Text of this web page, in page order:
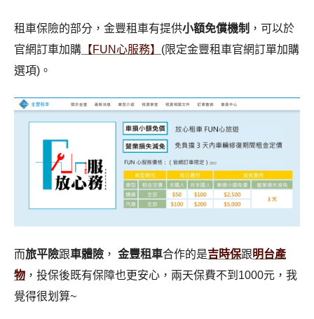
租車保險的部分，金豐租車有提供小額免償機制 ，可以於
官網訂車加購 【FUN心服務】 (限定金豐租車官網訂單加購
選項)。
而旅平險跟車體險 ， 金豐租車合作的是吉時保跟明台產
物 ，投保後既有保障也更安心，兩天保費不到1000元，我
覺得很划算~